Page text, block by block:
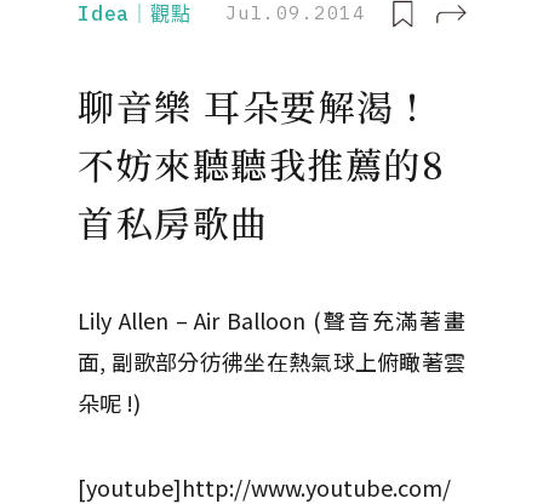
Idea｜觀點 Jul.09.2014
聊音樂 耳朵要解渴 !
不妨來聽聽我推薦的8
首私房歌曲
Lily Allen – Air Balloon (聲音充滿著畫
面, 副歌部分彷彿坐在熱氣球上俯瞰著雲
朵呢 !)
[youtube]http://www.youtube.com/